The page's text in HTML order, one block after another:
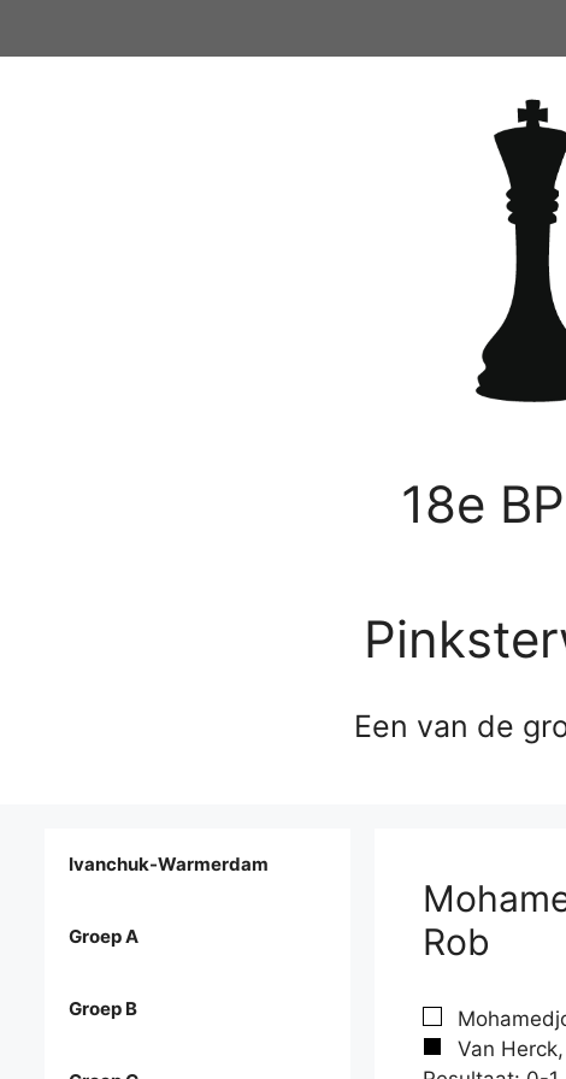
18e
Een van de
Rob
Van
Ivanchuk-Warmerdam
Groep A
Groep B